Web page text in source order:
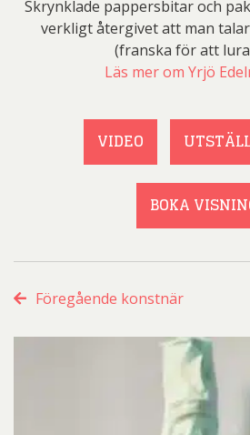
Skrynklade pappersbitar och
verkligt återgivet att man
(franska för att
Läs mer om Yrjö
VIDEO
BOKA
Föregående konstnär